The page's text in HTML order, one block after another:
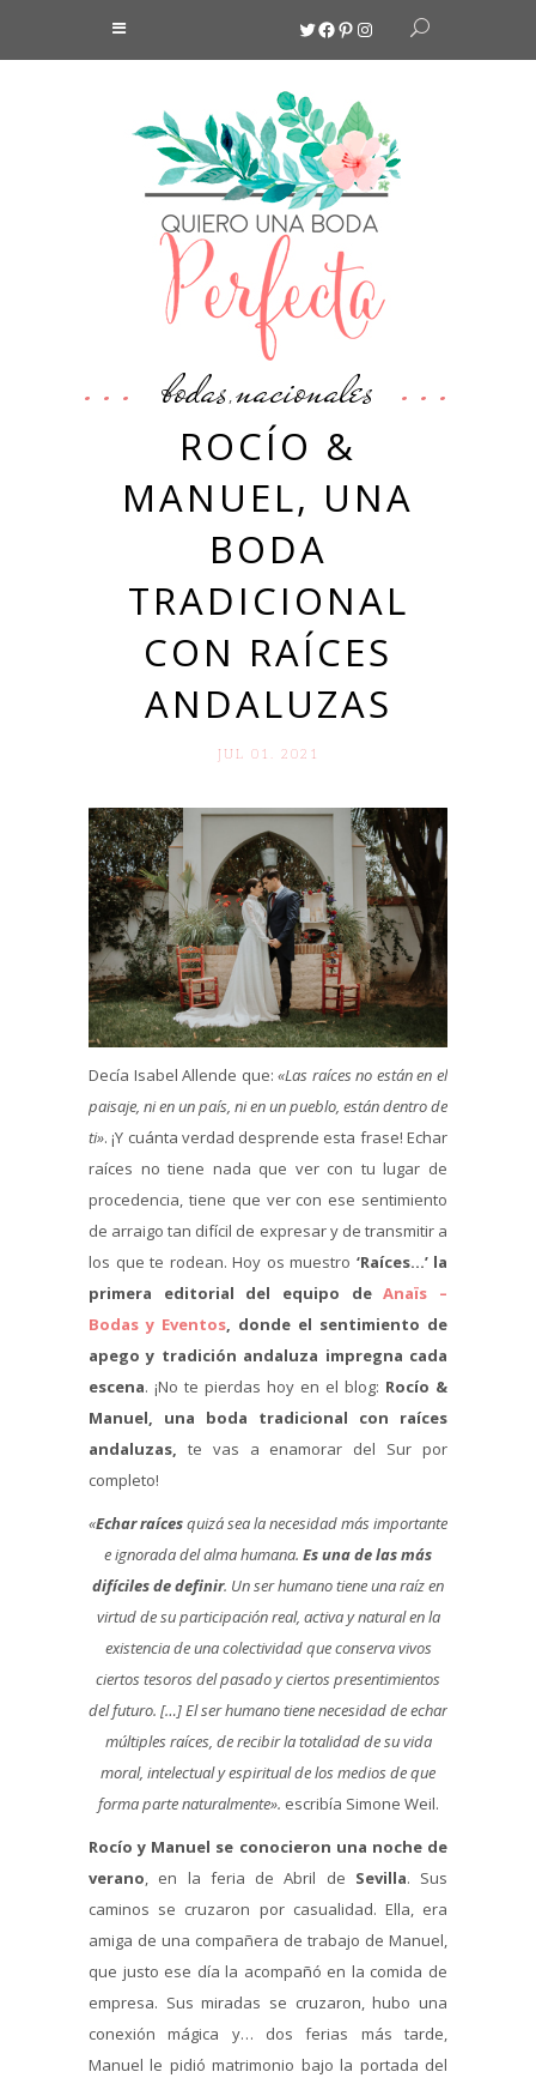
Twitter
Facebook
Pinterest
Instagram
bodas,nacionales
ROCÍO &
MANUEL, UNA
BODA
TRADICIONAL
CON RAÍCES
ANDALUZAS
JUL 01. 2021
Decía Isabel Allende que:«Las raíces no están en el
paisaje, ni en un país, ni en un pueblo, están dentro de
ti». ¡Y cuánta verdad desprende esta frase! Echar
raíces no tiene nada que ver con tu lugar de
procedencia, tiene que ver con ese sentimiento
de arraigo tan difícil de expresar y de transmitir a
los que te rodean. Hoy os muestro ‘Raíces…’ la
primera editorial del equipo deAnaïs –
Bodas y Eventos, donde el sentimiento de
apego y tradición andaluza impregna cada
escena. ¡No te pierdas hoy en el blog: Rocío &
Manuel, una boda tradicional con raíces
andaluzas, te vas a enamorar del Sur por
completo!
«Echar raícesquizá sea la necesidad más importante
e ignorada del alma humana. Es una de las más
difíciles de definir. Un ser humano tiene una raíz en
virtud de su participación real, activa y natural en la
existencia de una colectividad que conserva vivos
ciertos tesoros del pasado y ciertos presentimientos
del futuro. […] El ser humano tiene necesidad de echar
múltiples raíces, de recibir la totalidad de su vida
moral, intelectual y espiritual de los medios de que
forma parte naturalmente». escribía Simone Weil.
Rocío y Manuel se conocieron una noche de
verano, en la feria de Abril de Sevilla. Sus
caminos se cruzaron por casualidad. Ella, era
amiga de una compañera de trabajo de Manuel,
que justo ese día la acompañó en la comida de
empresa. Sus miradas se cruzaron, hubo una
conexión mágica y… dos ferias más tarde,
Manuel le pidió matrimonio bajo la portada del